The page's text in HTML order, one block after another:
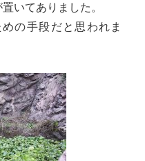
いてありました。
の手段だと思われま